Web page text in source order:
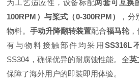
为工艺适应性，设备标配两套可互换
100RPM）与桨式（0-300RPM）
，
物料。 手动升降翻转装置配合福马轮
有与物料接触部件均采用SS316L
SS304，确保优异的耐腐蚀性能。全英
保障了海外用户的即装即用体验。